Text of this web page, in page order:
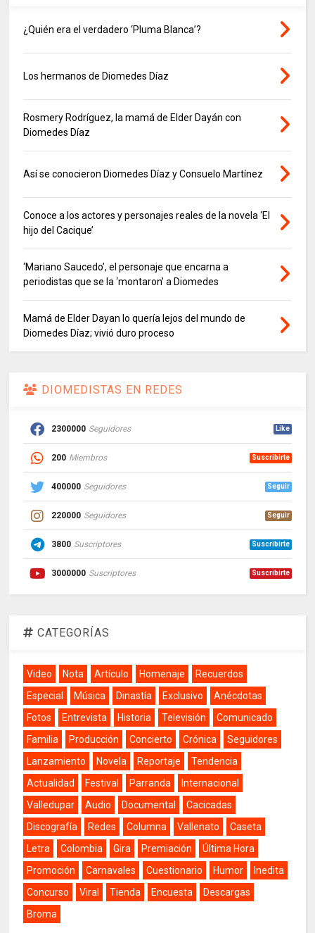
¿Quién era el verdadero ‘Pluma Blanca’?
Los hermanos de Diomedes Díaz
Rosmery Rodríguez, la mamá de Elder Dayán con
Diomedes Díaz
Así se conocieron Diomedes Díaz y Consuelo Martínez
Conoce a los actores y personajes reales de la novela ‘El
hijo del Cacique’
‘Mariano Saucedo’, el personaje que encarna a
periodistas que se la ‘montaron’ a Diomedes
Mamá de Elder Dayan lo quería lejos del mundo de
Diomedes Díaz; vivió duro proceso
DIOMEDISTAS EN REDES
2300000 Seguidores Like
200 Miembros Suscribirte
400000 Seguidores Seguir
220000 Seguidores Seguir
3800 Suscriptores Suscribirte
3000000 Suscriptores Suscribirte
CATEGORÍAS
Video Nota Artículo Homenaje
Recuerdos
Especial
Música Dinastía Exclusivo
Anécdotas
Fotos
Entrevista Historia Televisión
Comunicado
Familia
Producción Concierto Crónica
Seguidores
Lanzamiento
Novela Reportaje
Tendencia
Actualidad
Festival Parranda
Internacional
Valledupar
Audio Documental
Cacicadas
Discografía
Redes Columna Vallenato
Caseta
Letra
Colombia Gira Premiación
Última Hora
Promoción
Carnavales Cuestionario Humor
Inedita
Concurso
Viral Tienda Encuesta
Descargas
Broma